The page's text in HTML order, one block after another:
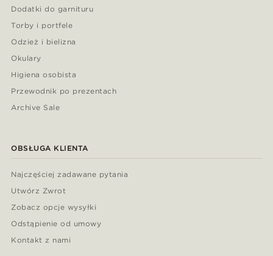
Dodatki do garnituru
Torby i portfele
Odzież i bielizna
Okulary
Higiena osobista
Przewodnik po prezentach
Archive Sale
OBSŁUGA KLIENTA
Najczęściej zadawane pytania
Utwórz Zwrot
Zobacz opcje wysyłki
Odstąpienie od umowy
Kontakt z nami